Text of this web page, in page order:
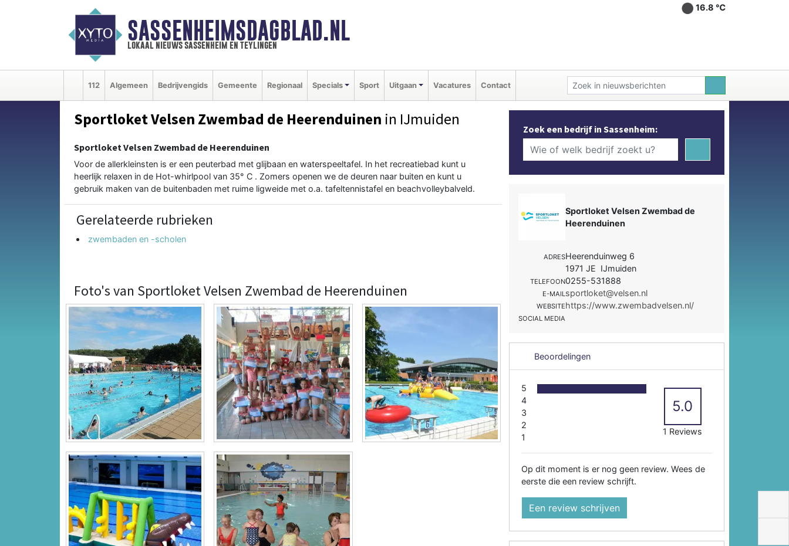
SASSENHEIMSDAGBLAD.NL
lokaal nieuws sassenheim en teylingen
16.8 ℃
112 Algemeen Bedrijvengids Gemeente Regionaal Specials Sport Uitgaan Vacatures Contact
Sportloket Velsen Zwembad de Heerenduinen in IJmuiden
Sportloket Velsen Zwembad de Heerenduinen
Voor de allerkleinsten is er een peuterbad met glijbaan en waterspeeltafel. In het recreatiebad kunt u
heerlijk relaxen in de Hot-whirlpool van 35° C . Zomers openen we de deuren naar buiten en kunt u
gebruik maken van de buitenbaden met ruime ligweide met o.a. tafeltennistafel en beachvolleybalveld.
Gerelateerde rubrieken
zwembaden en -scholen
Foto's van Sportloket Velsen Zwembad de Heerenduinen
Zoek een bedrijf in Sassenheim:
Sportloket Velsen Zwembad de
Heerenduinen
ADRESHeerenduinweg 6
1971 JE IJmuiden
TELEFOON0255-531888
E-MAILsportloket@velsen.nl
WEBSITEhttps://www.zwembadvelsen.nl/
SOCIAL MEDIA
Beoordelingen
5
4
3
2
1
5.0
1 Reviews
Op dit moment is er nog geen review. Wees de
eerste die een review schrijft.
Een review schrijven